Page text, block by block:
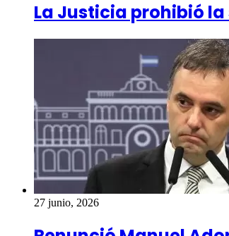
La Justicia prohibió
27 junio, 2026